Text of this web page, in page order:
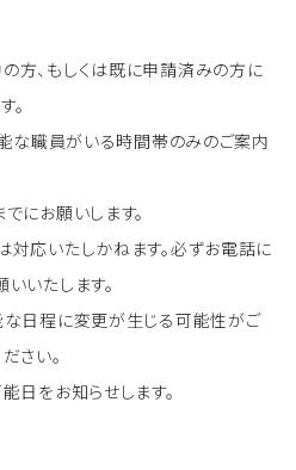
方、もしくは既に申請済みの方に
。
な職員がいる時間帯のみのご案内
にお願いします。
対応いたしかねます。必ずお電話に
いたします。
な日程に変更が生じる可能性がご
さい。
日をお知らせします。